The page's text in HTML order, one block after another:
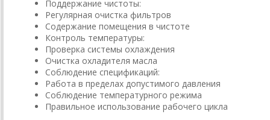
Поддержание чистоты:
Регулярная очистка фильтров
Содержание помещения в чистоте
Контроль температуры:
Проверка системы охлаждения
Очистка охладителя масла
Соблюдение спецификаций:
Работа в пределах допустимого давления
Соблюдение температурного режима
Правильное использование рабочего цикла